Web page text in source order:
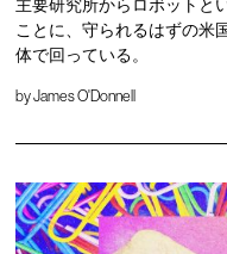
主要研究所からロボットと
ことに、守られるはずの米
体で回っている。
byJames O'Donnell